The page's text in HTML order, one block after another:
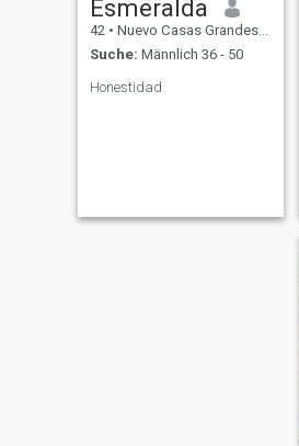
Esmeralda
42 • Nuevo Casas Grandes, Chihuahua, Mexiko
Suche: Männlich 36 - 50
Honestidad